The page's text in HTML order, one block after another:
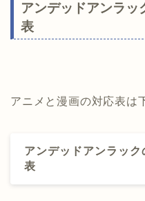
アンデッドアンラッ
表
アニメと漫画の対応表は
アンデッドアンラッ
表